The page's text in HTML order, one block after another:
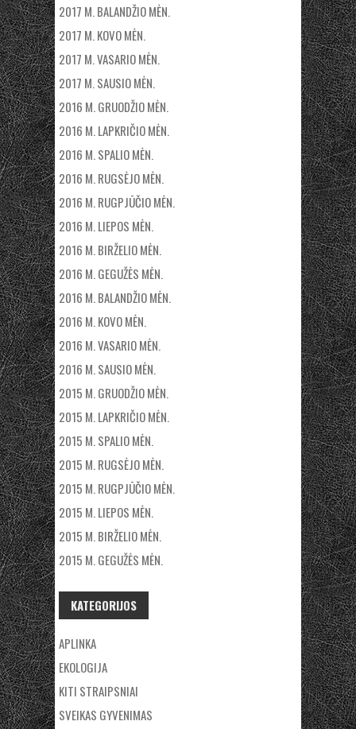
2017 M. BALANDŽIO MĖN.
2017 M. KOVO MĖN.
2017 M. VASARIO MĖN.
2017 M. SAUSIO MĖN.
2016 M. GRUODŽIO MĖN.
2016 M. LAPKRIČIO MĖN.
2016 M. SPALIO MĖN.
2016 M. RUGSĖJO MĖN.
2016 M. RUGPJŪČIO MĖN.
2016 M. LIEPOS MĖN.
2016 M. BIRŽELIO MĖN.
2016 M. GEGUŽĖS MĖN.
2016 M. BALANDŽIO MĖN.
2016 M. KOVO MĖN.
2016 M. VASARIO MĖN.
2016 M. SAUSIO MĖN.
2015 M. GRUODŽIO MĖN.
2015 M. LAPKRIČIO MĖN.
2015 M. SPALIO MĖN.
2015 M. RUGSĖJO MĖN.
2015 M. RUGPJŪČIO MĖN.
2015 M. LIEPOS MĖN.
2015 M. BIRŽELIO MĖN.
2015 M. GEGUŽĖS MĖN.
KATEGORIJOS
APLINKA
EKOLOGIJA
KITI STRAIPSNIAI
SVEIKAS GYVENIMAS